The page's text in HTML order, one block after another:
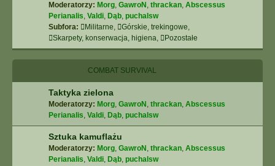
Moderatorzy: Morg, GawroN , thrackan, Abscessus
Perianalis, Valdi, Dąb, puchalsw
Subfora:
Militarne, Górskie, trekingowe,
Skarpety, konserwacja, higiena, Pozostałe
COMBAT SURVIVAL
Taktyka zielona
Moderatorzy: Morg, GawroN , thrackan, Abscessus
Perianalis, Valdi, Dąb, puchalsw
Sztuka kamuflażu
Moderatorzy: Morg, GawroN , thrackan, Abscessus
Perianalis, Valdi, Dąb, puchalsw